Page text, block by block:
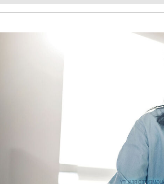
Es gibt keine Mindestnote für die Zulassung